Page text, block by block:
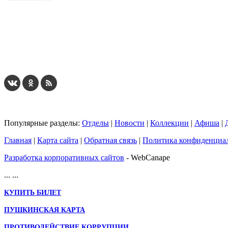
Популярные разделы: Отделы | Новости | Коллекции | Афиша |
Главная | Карта сайта | Обратная связь | Политика
Разработка корпоративных сайтов - WebCanape
... ...
КУПИТЬ БИЛЕТ
ПУШКИНСКАЯ КАРТА